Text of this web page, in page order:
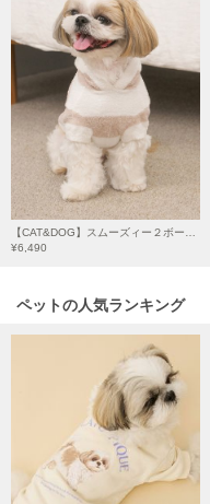
gelato pique Sleep
ジェラート ピケ スリープ
GRAMICCI
グラミチ
Henon.
へノン
HUNTER
HOKA ONEONE
¥6,490
ペットの人気ランキング